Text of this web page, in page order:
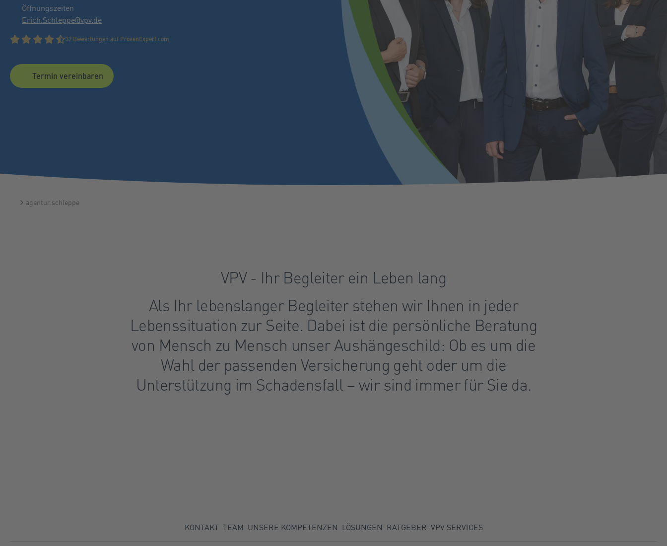
Öffnungszeiten
Erich.Schleppe@vpv.de
32 Bewertungen auf ProvenExpert.com
Termin vereinbaren
agentur.schleppe
VPV - Ihr Begleiter ein Leben lang
Als Ihr lebenslanger Begleiter stehen wir Ihnen in jeder
Lebenssituation zur Seite. Dabei ist die persönliche Beratung
von Mensch zu Mensch unser Aushängeschild: Ob es um die
Wahl der passenden Versicherung geht oder um die
Unterstützung im Schadensfall – wir sind immer für Sie da.
KONTAKT TEAM UNSERE KOMPETENZEN LÖSUNGEN RATGEBER VPV SERVICES